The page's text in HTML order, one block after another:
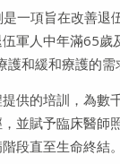
一項旨在改善退
軍人中年滿65歲
和緩和療護的需
供的培訓，為數
並賦予臨床醫師
段直至生命終結。